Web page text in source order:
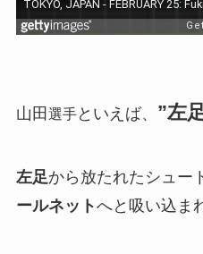
山田 選手といえば、 ”左
左足から放たれたシュー
ールネットへと吸い込ま